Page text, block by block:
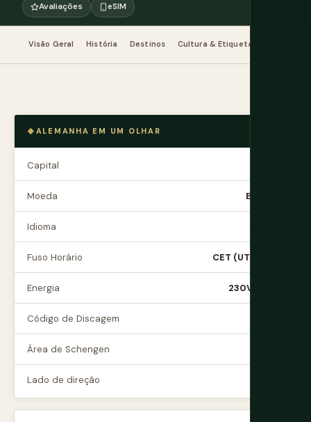
Avaliações
eSIM
Visão Geral História Destinos Cultura & Etiqueta
ALEMANHA EM UM OLHAR
Capital
Moeda Euro (€)
Idioma
Fuso Horário CET (UTC+1/+2)
Energia 230V, Tipo F
Código de Discagem
Área de Schengen
Lado de direção